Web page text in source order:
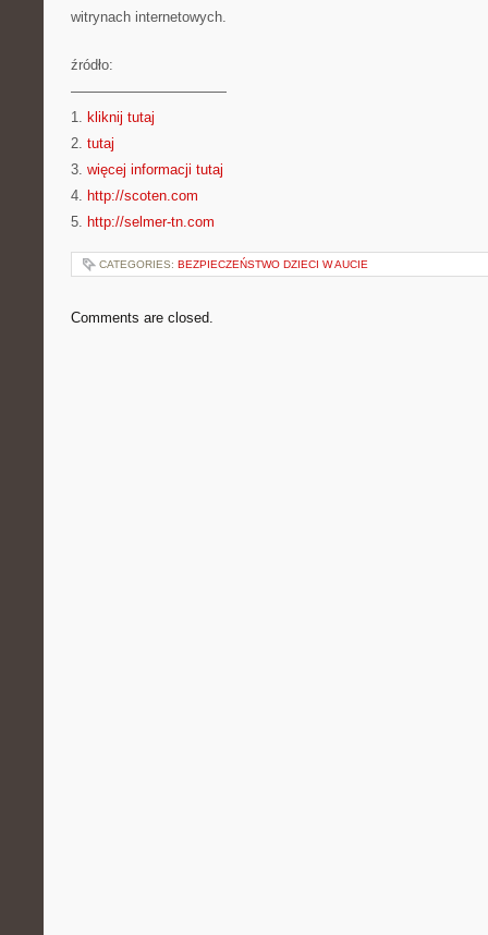
witrynach internetowych.
źródło:
———————————
1. kliknij tutaj
2. tutaj
3. więcej informacji tutaj
4. http://scoten.com
5. http://selmer-tn.com
CATEGORIES: BEZPIECZEŃSTWO DZIECI W AUCIE
Comments are closed.